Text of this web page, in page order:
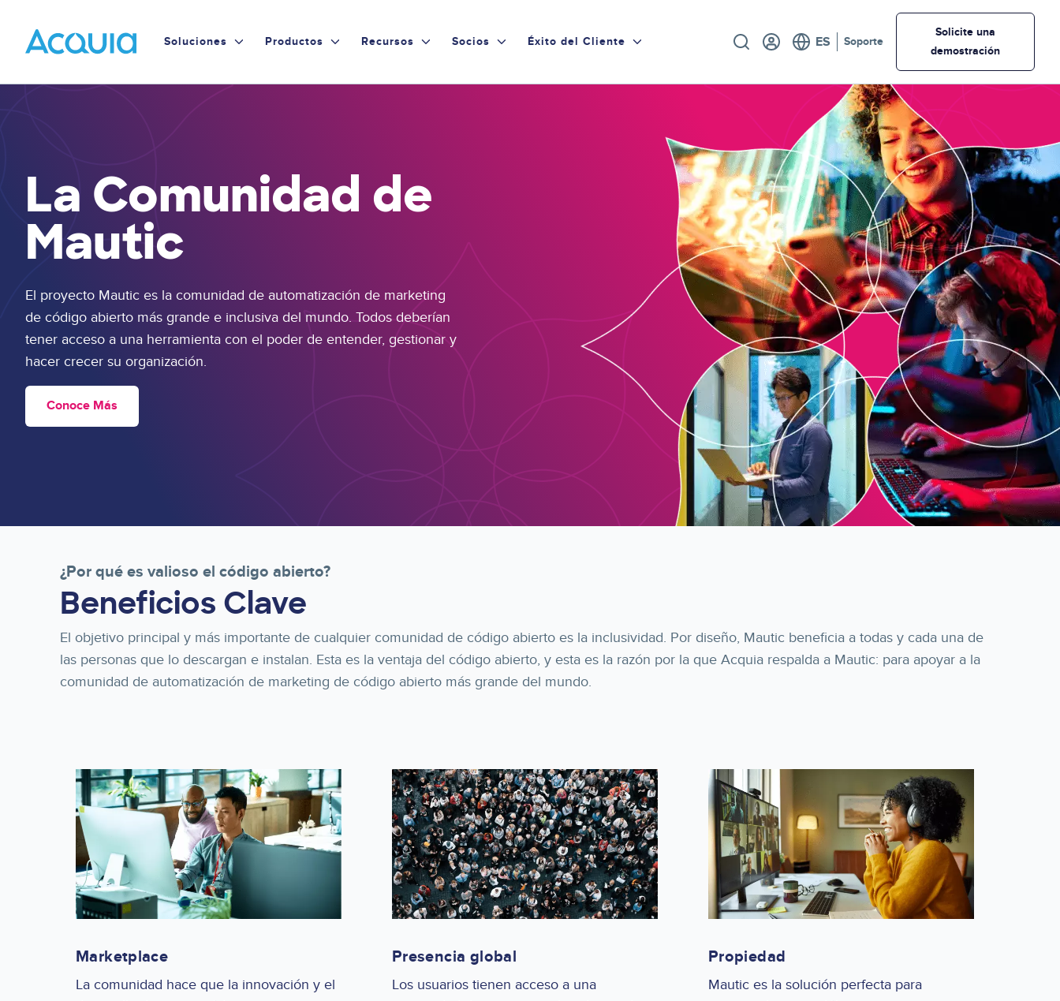
main
Primary
Menu
Soluciones Productos Recursos Socios Éxito del Cliente UtilitySoporte
Solicite una
demostración
La Comunidad de
Mautic
El proyecto Mautic es la comunidad de automatización de marketing
de código abierto más grande e inclusiva del mundo. Todos deberían
tener acceso a una herramienta con el poder de entender, gestionar y
hacer crecer su organización.
Conoce Más
¿Por qué es valioso el código abierto?
Beneficios Clave
El objetivo principal y más importante de cualquier comunidad de código abierto es la inclusividad. Por diseño, Mautic beneficia a todas y cada una de
las personas que lo descargan e instalan. Esta es la ventaja del código abierto, y esta es la razón por la que Acquia respalda a Mautic: para apoyar a la
comunidad de automatización de marketing de código abierto más grande del mundo.
Marketplace
La comunidad hace que la innovación y el
Presencia global
Los usuarios tienen acceso a una
Propiedad
Mautic es la solución perfecta para